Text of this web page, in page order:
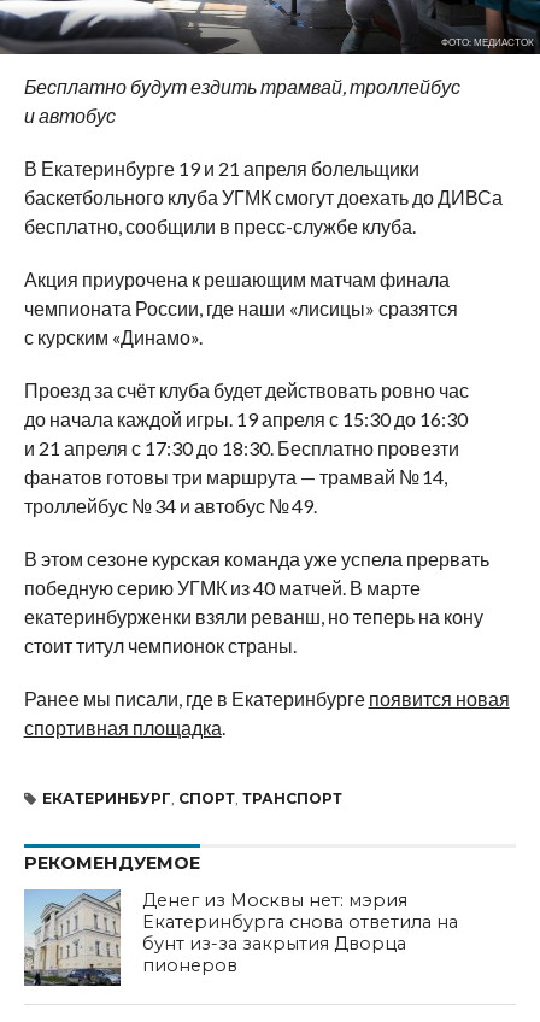
ФОТО: МЕДИАСТОК
Бесплатно будут ездить трамвай, троллейбус
и автобус
В Екатеринбурге 19 и 21 апреля болельщики
баскетбольного клуба УГМК смогут доехать до ДИВСа
бесплатно, сообщили в пресс-службе клуба.
Акция приурочена к решающим матчам финала
чемпионата России, где наши «лисицы» сразятся
с курским «Динамо».
Проезд за счёт клуба будет действовать ровно час
до начала каждой игры. 19 апреля с 15:30 до 16:30
и 21 апреля с 17:30 до 18:30. Бесплатно провезти
фанатов готовы три маршрута — трамвай № 14,
троллейбус № 34 и автобус № 49.
В этом сезоне курская команда уже успела прервать
победную серию УГМК из 40 матчей. В марте
екатеринбурженки взяли реванш, но теперь на кону
стоит титул чемпионок страны.
Ранее мы писали, где в Екатеринбурге появится новая
спортивная площадка.
ЕКАТЕРИНБУРГ, СПОРТ, ТРАНСПОРТ
РЕКОМЕНДУЕМОЕ
Денег из Москвы нет: мэрия
Екатеринбурга снова ответила на
бунт из-за закрытия Дворца
пионеров